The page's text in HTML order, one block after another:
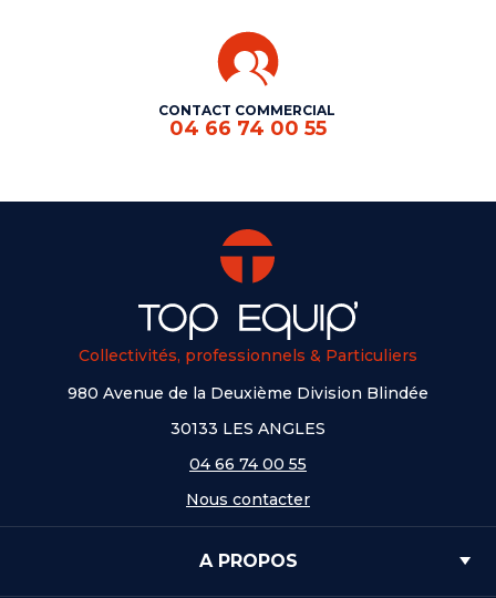
CONTACT COMMERCIAL
04 66 74 00 55
Collectivités, professionnels & Particuliers
980 Avenue de la Deuxième Division Blindée
30133 LES ANGLES
04 66 74 00 55
Nous contacter
A PROPOS